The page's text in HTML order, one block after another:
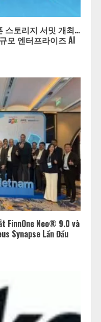
스토리지 서밋 개최…
모 엔터프라이즈 AI
FinnOne Neo® 9.0 và
Synapse Lần Đầu